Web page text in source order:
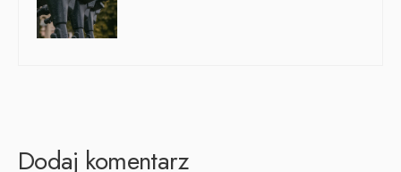
Dodaj komentarz